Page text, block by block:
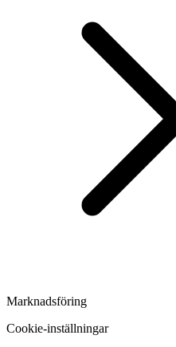
Marknadsföring
Cookie-inställningar